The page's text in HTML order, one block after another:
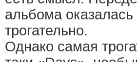
альбома
трогательно.
Однако самая